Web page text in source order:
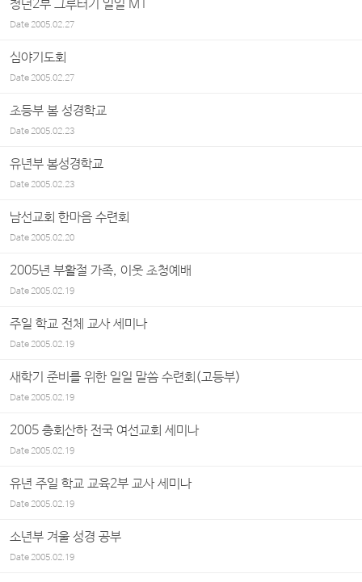
청년2부 그루터기 일일 MT
Date2005.02.27
심야기도회
Date2005.02.27
초등부 봄 성경학교
Date2005.02.23
유년부 봄성경학교
Date2005.02.23
남선교회 한마음 수련회
Date2005.02.20
2005년 부활절 가족, 이웃 초청예배
Date2005.02.19
주일 학교 전체 교사 세미나
Date2005.02.19
새학기 준비를 위한 일일 말씀 수련회(고등부)
Date2005.02.19
2005 총회산하 전국 여선교회 세미나
Date2005.02.19
유년 주일 학교 교육2부 교사 세미나
Date2005.02.19
소년부 겨울 성경 공부
Date2005.02.19